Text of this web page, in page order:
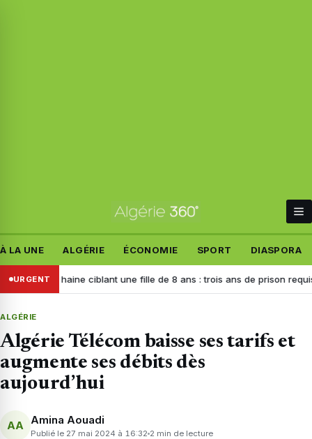
À LA UNE ALGÉRIE ÉCONOMIE SPORT DIASPORA
URGENT
haine ciblant une fille de 8 ans : trois ans de prison requis contre
ALGÉRIE
Algérie Télécom baisse ses tarifs et
augmente ses débits dès
aujourd’hui
AA Amina Aouadi
Publié le 27 mai 2024 à 16:32 2 min de lecture